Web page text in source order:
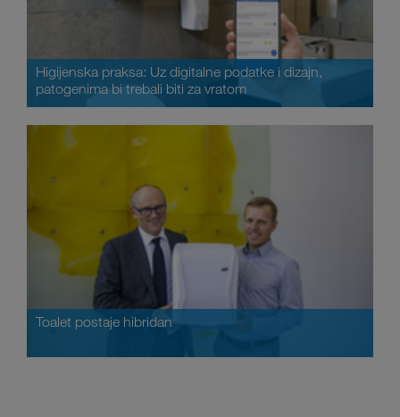
Higijenska praksa: Uz digitalne podatke i dizajn,
patogenima bi trebali biti za vratom
Toalet postaje hibridan